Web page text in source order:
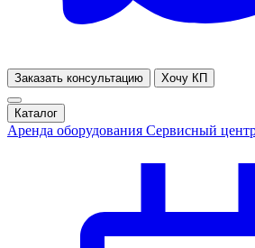
Заказать консультацию Хочу КП
Каталог
Аренда оборудования Сервисный